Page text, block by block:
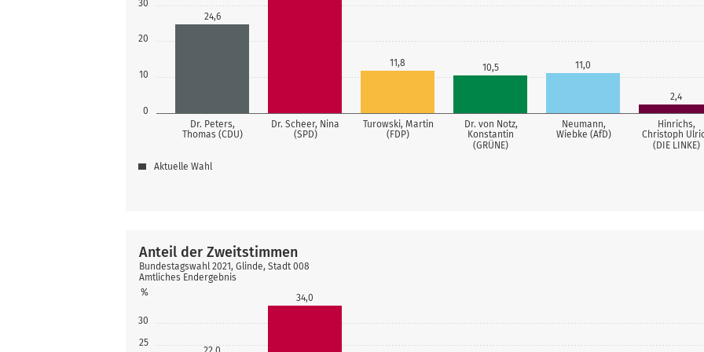
0
10
20
30
Dr. Peters,
Thomas (CDU)
Dr. Scheer, Nina
(SPD)
Turowski, Martin
(FDP)
Dr. von Notz,
Konstantin
(GRÜNE)
Neumann,
Wiebke (AfD)
Hinrichs,
Christoph
(DIE LINKE)
24,6
11,8 10,5 11,0
2,4
Aktuelle Wahl
25
30
%
34,0
Anteil der Zweitstimmen
Bundestagswahl 2021, Glinde, Stadt 008
Amtliches Endergebnis